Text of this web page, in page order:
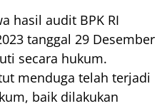
hasil audit BPK RI
tanggal 29 Desember
secara hukum.
menduga telah terjadi
baik dilakukan